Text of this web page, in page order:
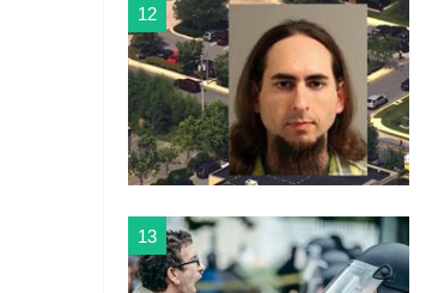
12
13